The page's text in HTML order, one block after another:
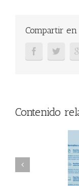
Compartir
Contenido
AAEL y